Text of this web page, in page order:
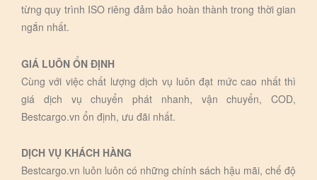
từng quy trình ISO riêng đảm bảo hoàn thành trong thời gian
ngắn nhất.
GIÁ LUÔN ỔN ĐỊNH
Cùng với việc chất lượng dịch vụ luôn đạt mức cao nhất thì
giá dịch vụ chuyển phát nhanh, vận chuyển, COD,
Bestcargo.vn ổn định, ưu đãi nhất.
DỊCH VỤ KHÁCH HÀNG
Bestcargo.vn luôn luôn có những chính sách hậu mãi, chế độ